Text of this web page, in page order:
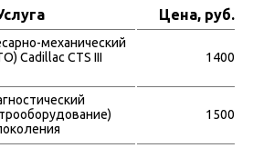
Цена, руб.
механический
Cadillac CTS III
1400
1500